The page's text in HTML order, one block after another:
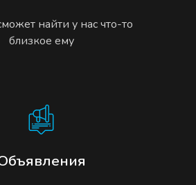
найти у нас что-то
близкое ему